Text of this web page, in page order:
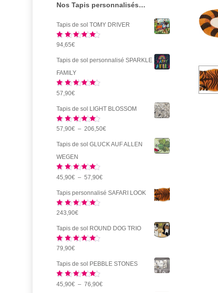
Nos Tapis personnalisés…
Tapis de sol TOMY DRIVER
Note
sur 5
94,65€
Tapis de sol personnalisé SPARKLE
FAMILY
Note
sur 5
57,90€
Tapis de sol LIGHT BLOSSOM
Note 5.00
sur 5
57,90€ – 206,50€Plage
de
206,50€
Tapis de sol GLUCK AUF ALLEN
WEGEN
Note 5.00
sur 5
45,90€ – 57,90€Plage
de
à
Tapis personnalisé SAFARI LOOK
Note
sur 5
243,90€
Tapis de sol ROUND DOG TRIO
Note
sur 5
79,90€
Tapis de sol PEBBLE STONES
Note 5.00
sur 5
45,90€ – 76,90€Plage